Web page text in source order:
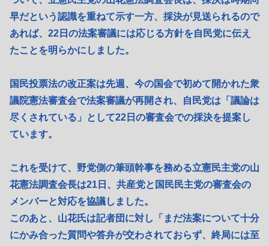
早だという認識を重ねて示す一方、採決が見送られるので
あれば、22日の法案審議には応じる方針を自民党に伝え
たことを明らかにしました。
国民投票法の改正案は先週、今の国会で初めて開かれた衆
議院憲法審査会で法案審議が再開され、自民党は「議論は
尽くされている」として22日の審査会での採決を提案し
ています。
これを受けて、野党側の筆頭幹事を務める立憲民主党の山
花憲法調査会長は21日、共産党と国民民主党の審査会の
メンバーと対応を協議しました。
このあと、山花氏は記者団に対し「まだ法案について十分
にかみ合った質問や答弁が交わされておらず、終局には至